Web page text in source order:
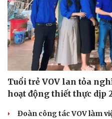
Tuổi trẻ VOV lan tỏa
hoạt động thiết thực dịp
Đoàn công tác VOV làm